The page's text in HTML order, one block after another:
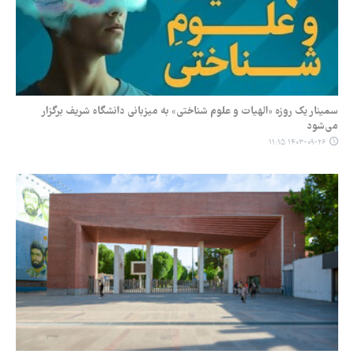
سمینار یک روزه «الهیات و علوم شناختی» به میزبانی دانشگاه شریف برگزار
می‌شود
۱۴۰۳-۰۹-۲۶ ۱۱:۱۵